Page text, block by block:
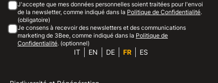
J'accepte que mes données personnelles soient traitées pour l'envoi
de la newsletter, comme indiqué dans la Politique de Confidentialité.
(obligatoire)
Je consens à recevoir des newsletters et des communications
marketing de 3Bee, comme indiqué dans la Politique de
Confidentialité. (optionnel)
IT EN DE FR ES